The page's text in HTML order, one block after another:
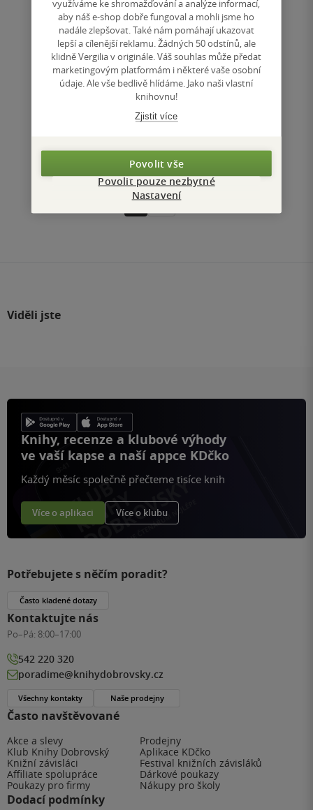
Nedostupné
Uložit do seznamu
Nahoru
Zobrazeno 3 z 3
1
Přejít
Viděli jste
Knihy, recenze a klubové výhody
ve vaší kapse a naší appce KDčko
Každý měsíc společně přečteme tisíce knih
Více o aplikaci Více o klubu
Často navštěvované
Akce a slevy
Prodejny
Klub Knihy Dobrovský
Aplikace KDčko
Knižní závisláci
Festival knižních závisláků
Affiliate spolupráce
Dárkové poukazy
Poukazy pro firmy
Nákupy pro školy
Dodací podmínky
Potřebujete s něčím poradit?
Často kladené dotazy
Kontaktujte nás
Po–Pá: 8:00–17:00
542 220 320
poradime@knihydobrovsky.cz
Všechny kontakty Naše prodejny
využíváme ke shromažďování a analýze informací,
aby náš e-shop dobře fungoval a mohli jsme ho
nadále zlepšovat. Také nám pomáhají ukazovat
lepší a cílenější reklamu. Žádných 50 odstínů, ale
klidně Vergilia v originále. Váš souhlas může předat
marketingovým platformám i některé vaše osobní
údaje. Ale vše bedlivě hlídáme. Jako naši vlastní
knihovnu!
Zjistit více
Povolit vše
Povolit pouze nezbytné
Nastavení